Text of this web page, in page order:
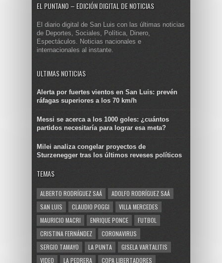
EL PUNTANO – EDICIÓN DIGITAL DE NOTICIAS
El diario digital de San Luis con las últimas noticias
de Deportes, Sociales, Política, Dinero,
Espectáculos. Noticias nacionales e
internacionales al instante.
ULTIMAS NOTICIAS
Alerta por fuertes vientos en San Luis: prevén
ráfagas superiores a los 70 km/h
Messi se acerca a los 1000 goles: ¿cuántos
partidos necesitaría para lograr esa meta?
Milei analiza congelar proyectos de
Sturzenegger tras los últimos reveses políticos
TEMAS
ALBERTO RODRÍGUEZ SAÁ
ADOLFO RODRÍGUEZ SAÁ
SAN LUIS
CLAUDIO POGGI
VILLA MERCEDES
MAURICIO MACRI
ENRIQUE PONCE
FUTBOL
CRISTINA FERNÁNDEZ
CORONAVIRUS
SERGIO TAMAYO
LA PUNTA
GISELA VARTALITIS
VIDEO
LA PEDRERA COPA LIBERTADORES